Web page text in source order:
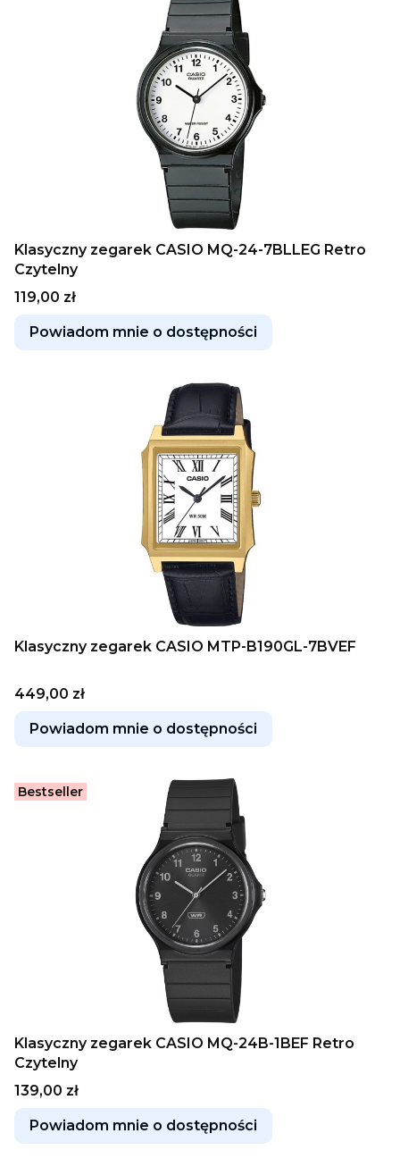
Klasyczny zegarek CASIO MQ-24-7BLLEG Retro
Czytelny
Cena
119,00 zł
Powiadom mnie o dostępności
Klasyczny zegarek CASIO MTP-B190GL-7BVEF
Cena
449,00 zł
Powiadom mnie o dostępności
Bestseller
Klasyczny zegarek CASIO MQ-24B-1BEF Retro
Czytelny
Cena
139,00 zł
Powiadom mnie o dostępności